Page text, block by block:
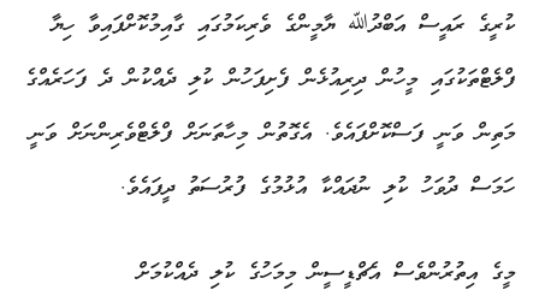
ކުރީގެ ރައީސް އަބްދުﷲ ޔާމީންގެ ވެރިކަމުގައި ގާއިމުކޮށްފައިވާ ހިޔާ
ފްލެޓްތަކުގައި މީހުން ދިރިއުޅެން ފެށިފަހުން ކުލި ދެއްކުން ދެ ފަހަރެއްގެ
މަތިން ވަނީ ފަސްކޮށްފައެވެ. އެގޮތުން މިހާތަނަށް ފްލެޓްވެރިންނަށް ވަނީ
ހަމަސް ދުވަހު ކުލި ނުދައްކާ އުޅުމުގެ ފުރުސަތު ދީފައެވެ.
މީގެ އިތުރުންވެސް އެޗްޑީސީން މިމަހުގެ ކުލި ދެއްކުމަށް